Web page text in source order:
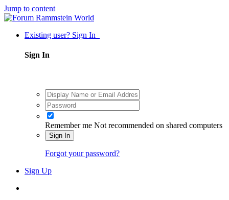
Jump to content
Existing user? Sign In
Sign In
Remember me Not recommended on shared computers
Sign In
Forgot your password?
Sign Up